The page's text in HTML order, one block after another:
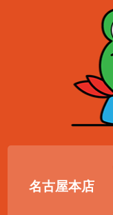
名古屋本店